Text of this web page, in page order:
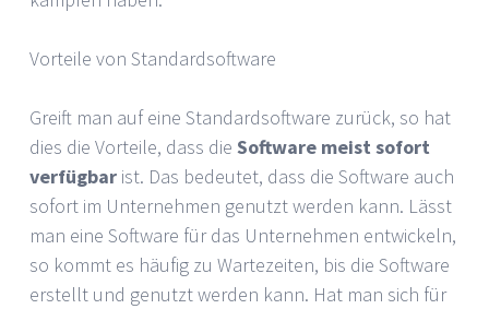
Vorteile von Standardsoftware
Greift man auf eine Standardsoftware zurück, so hat
dies die Vorteile, dass die Software meist sofort
verfügbar ist. Das bedeutet, dass die Software auch
sofort im Unternehmen genutzt werden kann. Lässt
man eine Software für das Unternehmen entwickeln,
so kommt es häufig zu Wartezeiten, bis die Software
erstellt und genutzt werden kann. Hat man sich für